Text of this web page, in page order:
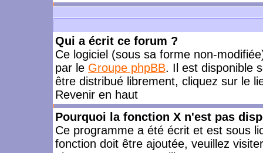
Qui a écrit ce forum ?
Ce logiciel (sous sa forme non-
par le Groupe phpBB. Il est disponible
être distribué librement, cliquez sur le
Revenir en haut
Pourquoi la fonction X n'est pas
Ce programme a été écrit et est sous
fonction doit être ajoutée, veuillez